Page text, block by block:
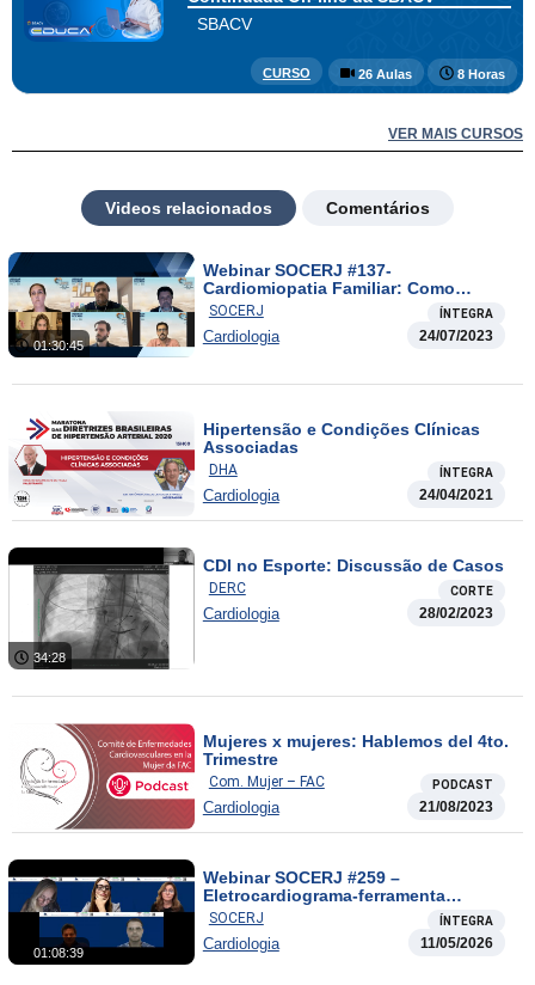
SBACV
CURSO 26 Aulas 8 Horas
VER MAIS CURSOS
Videos relacionados Comentários
01:30:45
Webinar SOCERJ #137-
Cardiomiopatia Familiar: Como
Conduzir?
SOCERJ ÍNTEGRA
Cardiologia 24/07/2023
Hipertensão e Condições Clínicas
Associadas
DHA ÍNTEGRA
Cardiologia 24/04/2021
34:28
CDI no Esporte: Discussão de Casos
DERC CORTE
Cardiologia 28/02/2023
Mujeres x mujeres: Hablemos del 4to.
Trimestre
Com. Mujer – FAC PODCAST
Cardiologia 21/08/2023
01:08:39
Webinar SOCERJ #259 –
Eletrocardiograma-ferramenta
imprescindível no raciocínio clínico
cardiológico.
SOCERJ ÍNTEGRA
Cardiologia 11/05/2026